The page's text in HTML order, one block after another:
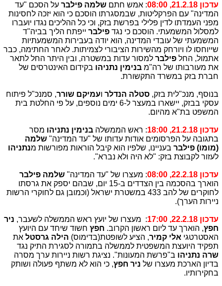
עדכון 21.2.18, 08:00 : אמש חתם שלמה פילבר על הסכם "עד
המדינה" עם הפרקליטות, שבמסגרתו הוסכם כי הוא יזכה לחסינות
מפני העמדתו לדין פלילי בפרשת בזק, וכי כל ההליכים נגדו יועברו
למסלול המשמעתי. הוסכם כי נגד פילבר ייפתח הליך בביה"ד
המשמעתי של עובדי המדינה, הוא יודה בעבירות המשמעתיות
שייוחסו לו ויורחק מהשירות הציבורי לצמיתות. לאחר החתימה, כבר
אתמול, החל פילבר למסור עדות במשטרה, ובין היתר החל לתאר
את מעורבותו של רה"מ בנימין נתניהו בקידום האינטרסים של
חברת בזק במשרד התקשורת.
בנוסף, מנכ"לית בזק, סטלה הנדלר ועמיקם שורר, סמנכ"ל פיתוח
עסקי בבזק, יישארו במעצר ל-6 ימים נוספים, על פי החלטת בית
המשפט בת"א מהיום.
עדכון 21.2.18, 18:00 : ראש הממשלה בנימין נתניהו מסר
בתגובה על הפרסומים אודות עדותו של "עד המדינה" שלמה
(מומו) פילבר בעניינו, שלפיו הוא קיבל הוראות מפורשות מנתניהו
לעזור לקבוצת בזק: "לא היה ולא נברא".
עדכון 22.2.18, 08:00 : מעצרו של "עד המדינה" שלמה פילבר
הוארך בהסכמה בין הצדדים ב-15 יום, שבהם יספק את גרסתו
לחוקרים של להב 433 במשטרת ישראל (וכמובן גם לחוקרי הרשות
ניירות הערך).
עדכון 22.2.18, 17:00 : מעצרו של יועץ ראש הממשלה לשעבר, ניר
חפץ, הוארך עד ליום ראשון הקרוב. חפץ חשוד שיחד עם היועץ
האסטרטגי אלי קמיר, הציע לשופטת(בדימוס) הילה גרסטל את
תפקיד היועצת המשפטית לממשלה בתמורה לסגירת התיק נגד
שרה נתניהו ב"פרשת המעונות". נציגת רשות ניירות ערך מסרה
בדיון הארכת מעצרו של ניר חפץ, כי הוא לא משתף פעולה ושותק
בחקירותיו.